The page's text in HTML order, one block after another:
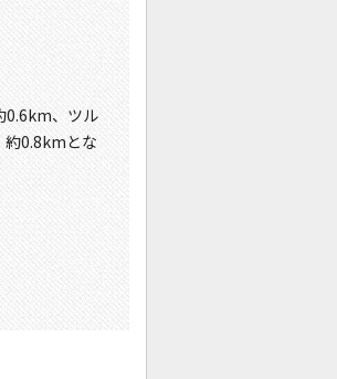
0.6km、ツル
約0.8kmとな